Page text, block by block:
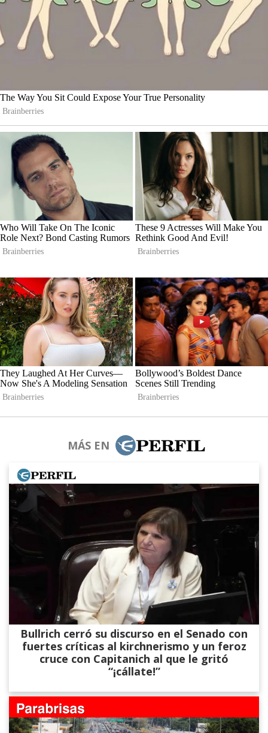
MÁS EN
Bullrich cerró su discurso en el Senado con
fuertes críticas al kirchnerismo y un feroz
cruce con Capitanich al que le gritó
“¡cállate!”